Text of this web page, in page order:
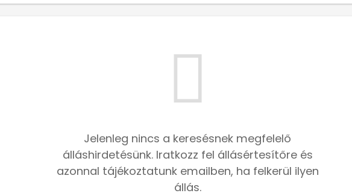
Jelenleg nincs a keresésnek megfelelő
álláshirdetésünk. Iratkozz fel állásértesítőre és
azonnal tájékoztatunk emailben, ha felkerül ilyen
állás.